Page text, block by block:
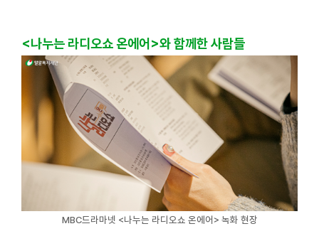
<나누는 라디오쇼 온에어>와 함께한 사람들
MBC드라마넷 <나누는 라디오쇼 온에어> 녹화 현장